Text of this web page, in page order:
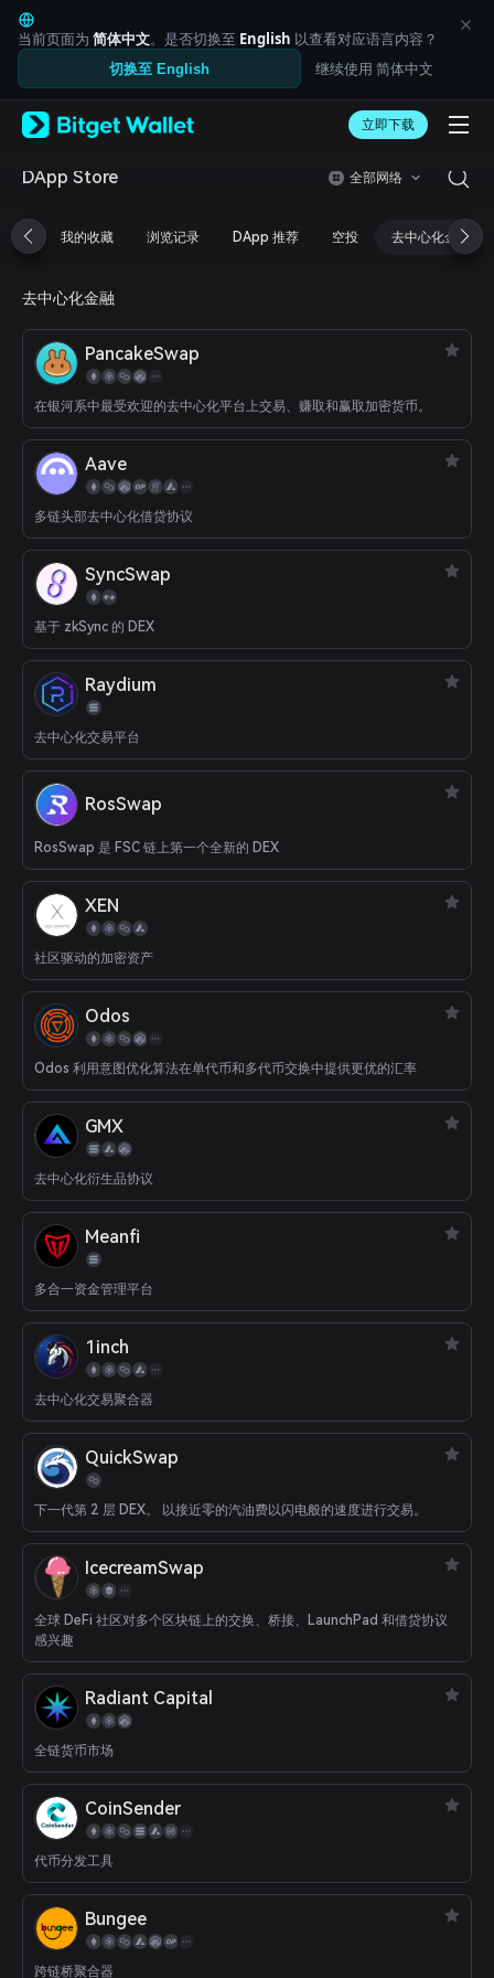
English
日本語
Tiếng Việt
Русский
Español (Latinoamérica)
Türkçe
Français
简体中文
繁體中文
Bahasa Indonesia
ภาษาไทย
العربية
Español
Português (Brasil)
Español (Argentina)
当前页面为 简体中文。是否切换至 English 以查看对应语言内容？
切换至 English 继续使用 简体中文
立即下载
DApp Store 全部网络
我的收藏 浏览记录 DApp 推荐 空投 去中心化金融
去中心化金融
PancakeSwap
在银河系中最受欢迎的去中心化平台上交易、赚取和赢取加密货币。
Aave
多链头部去中心化借贷协议
SyncSwap
基于 zkSync 的 DEX
Raydium
去中心化交易平台
RosSwap
RosSwap 是 FSC 链上第一个全新的 DEX
XEN
社区驱动的加密资产
Odos
Odos 利用意图优化算法在单代币和多代币交换中提供更优的汇率
GMX
去中心化衍生品协议
Meanfi
多合一资金管理平台
1inch
去中心化交易聚合器
QuickSwap
下一代第 2 层 DEX。 以接近零的汽油费以闪电般的速度进行交易。
IcecreamSwap
全球 DeFi 社区对多个区块链上的交换、桥接、LaunchPad 和借贷协议
感兴趣
Radiant Capital
全链货币市场
CoinSender
代币分发工具
Bungee
跨链桥聚合器